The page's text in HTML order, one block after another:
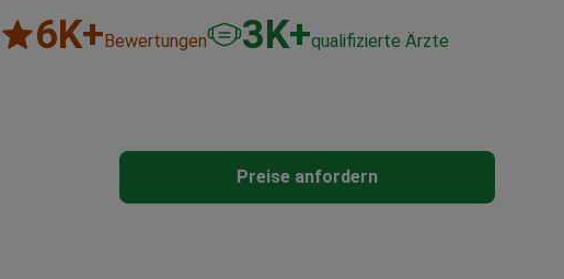
6K+Bewertungen 3K+qualifizierte Ärzte
Preise anfordern